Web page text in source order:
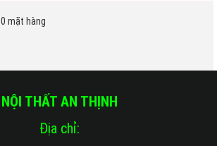
0 mặt hàng
NỘI THẤT AN THỊNH
Địa chỉ: